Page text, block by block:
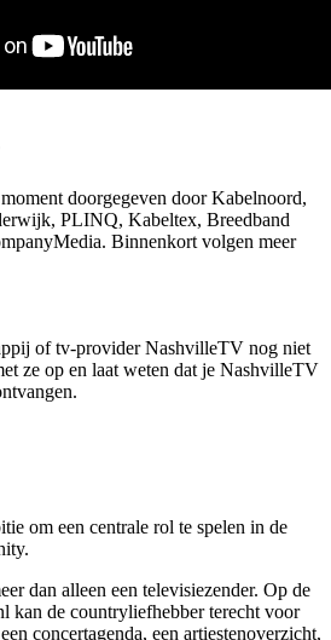
doorgegeven door Kabelnoord,
PLINQ, Kabeltex, Breedband
Binnenkort volgen meer
of tv-provider NashvilleTV nog niet
ze op en laat weten dat je NashvilleTV
om een centrale rol te spelen in de
dan alleen een televisiezender. Op de
kan de countryliefhebber terecht voor
concertagenda, een artiestenoverzicht,